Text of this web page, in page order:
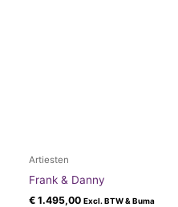
Artiesten
Frank & Danny
€ 1.495,00 Excl. BTW & Buma